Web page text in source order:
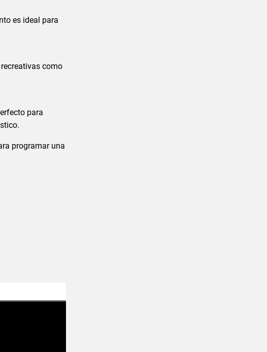
es ideal para
como
para
programar una